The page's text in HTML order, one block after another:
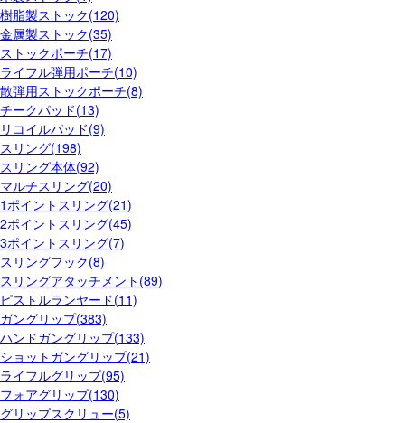
樹脂製ストック(120)
金属製ストック(35)
ストックポーチ(17)
ライフル弾用ポーチ(10)
散弾用ストックポーチ(8)
チークパッド(13)
リコイルパッド(9)
スリング(198)
スリング本体(92)
マルチスリング(20)
1ポイントスリング(21)
2ポイントスリング(45)
3ポイントスリング(7)
スリングフック(8)
スリングアタッチメント(89)
ピストルランヤード(11)
ガングリップ(383)
ハンドガングリップ(133)
ショットガングリップ(21)
ライフルグリップ(95)
フォアグリップ(130)
グリップスクリュー(5)